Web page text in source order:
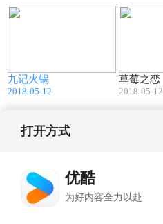
九记火锅
2018-05-12
草莓之恋
2018-05-12
打开方式
优酷
为好内容全力以赴